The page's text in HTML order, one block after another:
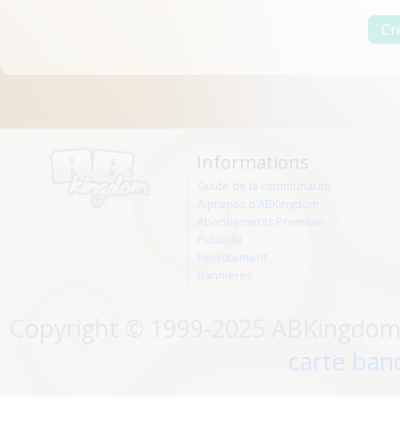
Informations
Guide de la communauté
A propos d'ABKingdom
Abonnements Premium
Publicité
Recrutement
Bannières
carte